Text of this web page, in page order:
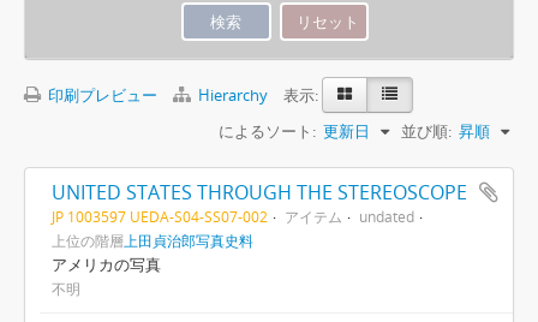
印刷プレビュー Hierarchy
表示:
によるソート: 更新日 並び順: 昇順
UNITED STATES THROUGH THE STEREOSCOPE
JP 1003597 UEDA-S04-SS07-002 アイテム
undated
上位の階層 上田貞治郎写真史料
アメリカの写真
不明